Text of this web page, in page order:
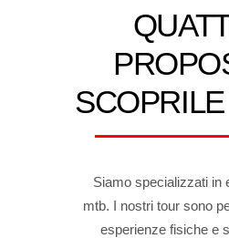
Siamo specializzati in
mtb. I nostri tour sono
esperienze fisiche e